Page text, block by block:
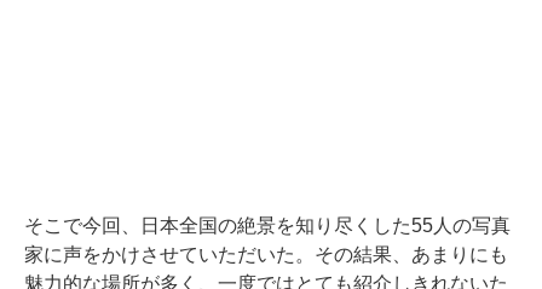
そこで今回、日本全国の絶景を知り尽くした55人の写真
家に声をかけさせていただいた。その結果、あまりにも
魅力的な場所が多く、一度ではとても紹介しきれないた